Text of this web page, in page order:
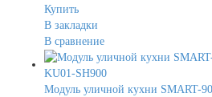
Купить
В закладки
В сравнение
Модуль уличной кухни SMART-